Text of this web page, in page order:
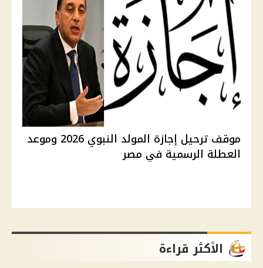
موقف ترحيل إجازة المولد النبوي 2026 وموعد
العطلة الرسمية في مصر
الأكثر قراءة